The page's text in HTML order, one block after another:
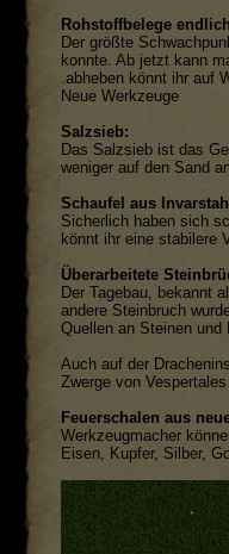
Rohstoffbelege
Der größte
konnte. Ab jetzt kann
.abheben könnt ihr auf
Neue Werkzeuge
Salzsieb:
Das Salzsieb ist das
weniger auf den Sand
Schaufel aus
Sicherlich haben sich
könnt ihr eine stabilere
Überarbeitete
Der Tagebau, bekannt
andere Steinbruch
Quellen an Steinen
Auch auf der
Zwerge von
Feuerschalen aus
Werkzeugmacher
Eisen, Kupfer, Silber,